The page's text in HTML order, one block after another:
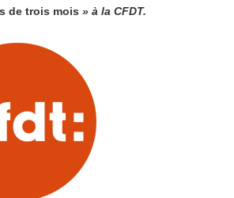
de trois mois » à la CFDT.